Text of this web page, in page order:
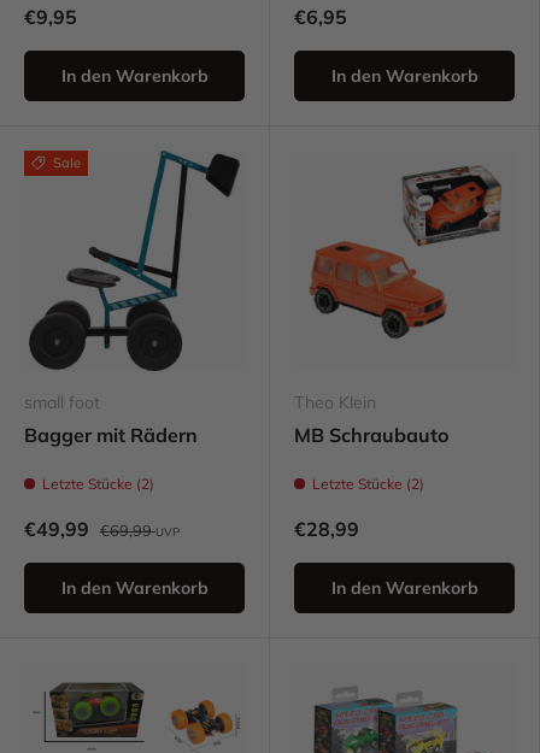
€9,95
In den Warenkorb
€6,95
In den Warenkorb
Sale
small foot
Bagger mit Rädern
Letzte Stücke (2)
€49,99 €69,99UVP
In den Warenkorb
Theo Klein
MB Schraubauto
Letzte Stücke (2)
€28,99
In den Warenkorb